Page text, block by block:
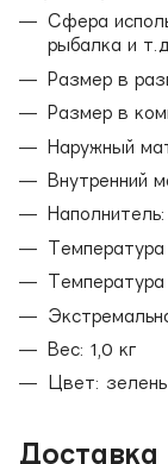
Сфера
рыбалка и т.д
Размер в
Размер в
Наружный
Внутренний
Вес: 1,0 кг
Цвет:
Доставка